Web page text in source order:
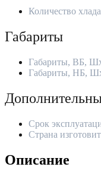
Количество
Габариты
Габариты, ВБ,
Габариты, НБ,
Срок
Страна
Описание